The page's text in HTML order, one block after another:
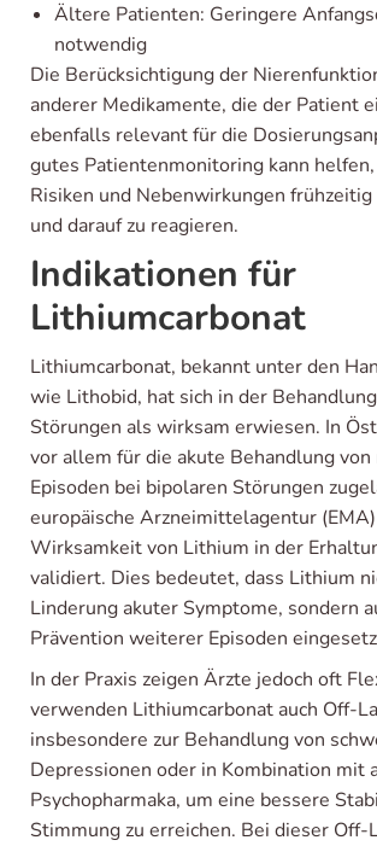
Ältere Patienten: Geringere
notwendig
Die Berücksichtigung der
anderer Medikamente, die der Patient
ebenfalls relevant für die
gutes Patientenmonitoring kann
Risiken und Nebenwirkungen frühzeitig
und darauf zu reagieren.
Indikationen für
Lithiumcarbonat
Lithiumcarbonat, bekannt unter den
wie Lithobid, hat sich in der
Störungen als wirksam erwiesen. In
vor allem für die akute Behandlung von
Episoden bei bipolaren Störungen
europäische Arzneimittelagentur
Wirksamkeit von Lithium in der
validiert. Dies bedeutet, dass Lithium
Linderung akuter Symptome, sondern
Prävention weiterer Episoden
In der Praxis zeigen Ärzte jedoch oft
verwenden Lithiumcarbonat auch Off-
insbesondere zur Behandlung von
Depressionen oder in Kombination mit
Psychopharmaka, um eine bessere
Stimmung zu erreichen. Bei dieser Off-